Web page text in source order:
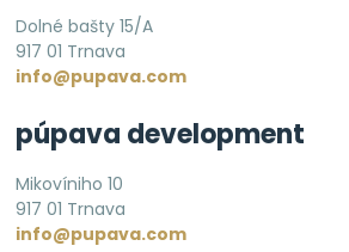
Dolné bašty 15/A
917 01 Trnava
info@pupava.com
púpava development
Mikovíniho 10
917 01 Trnava
info@pupava.com